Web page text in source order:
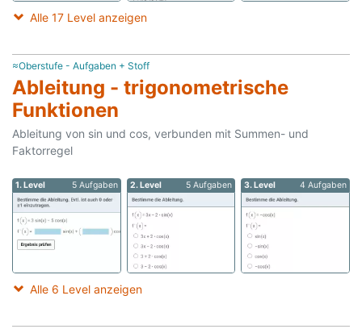
Alle 17 Level anzeigen
≈Oberstufe - Aufgaben + Stoff
Ableitung - trigonometrische
Funktionen
Ableitung von sin und cos, verbunden mit Summen- und
Faktorregel
1. Level 5 Aufgaben 2. Level 5 Aufgaben 3. Level 4 Aufgaben
Alle 6 Level anzeigen